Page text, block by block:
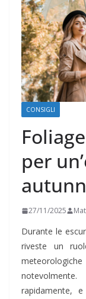
CONSIGLI
per
27/11/2025
Durante le
riveste un
rapidamente,